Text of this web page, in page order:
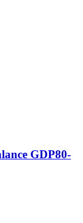
GDP80-